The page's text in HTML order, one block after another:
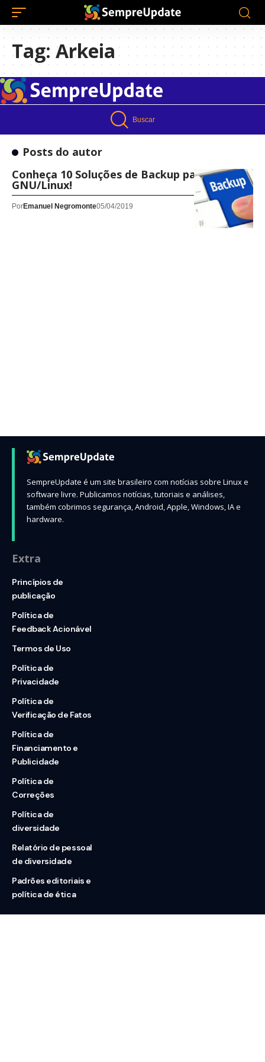
Tag: Arkeia
Buscar
Posts do autor
Conheça 10 Soluções de Backup para
GNU/Linux!
PorEmanuel Negromonte05/04/2019
SempreUpdate é um site brasileiro com notícias sobre Linux e
software livre. Publicamos notícias, tutoriais e análises,
também cobrimos segurança, Android, Apple, Windows, IA e
hardware.
Extra
Princípios de
publicação
Política de
Feedback Acionável
Termos de Uso
Política de
Privacidade
Política de
Verificação de Fatos
Política de
Financiamento e
Publicidade
Política de
Correções
Política de
diversidade
Relatório de pessoal
de diversidade
Padrões editoriais e
política de ética